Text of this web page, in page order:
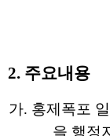
2. 주요내용
가. 홍제폭포
을 행정